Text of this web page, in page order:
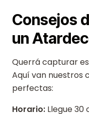
Consejos
un
Querrá capturar
Aquí van nuestros
perfectas:
Horario: Llegue 30